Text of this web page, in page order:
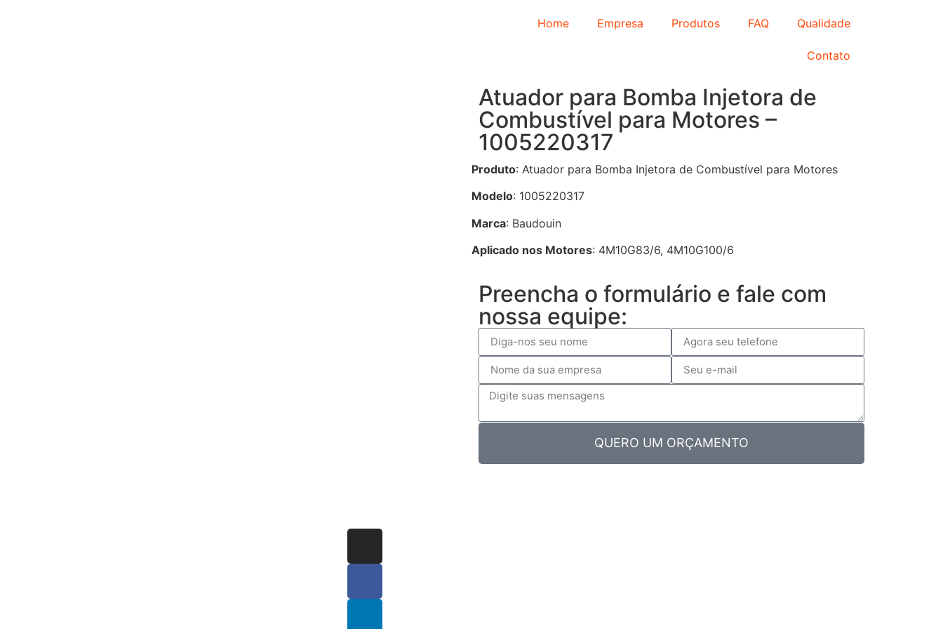
Home Empresa Produtos FAQ Qualidade
Contato
Atuador para Bomba Injetora de
Combustível para Motores –
1005220317
Produto: Atuador para Bomba Injetora de Combustível para Motores
Modelo: 1005220317
Marca: Baudouin
Aplicado nos Motores: 4M10G83/6, 4M10G100/6
Preencha o formulário e fale com
nossa equipe:
QUERO UM ORÇAMENTO